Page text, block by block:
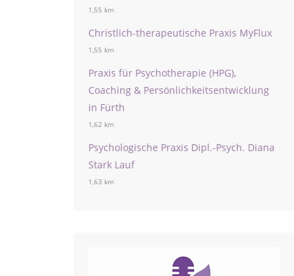
1,55 km
Christlich-therapeutische Praxis MyFlux
1,55 km
Praxis für Psychotherapie (HPG),
Coaching & Persönlichkeitsentwicklung
in Fürth
1,62 km
Psychologische Praxis Dipl.-Psych. Diana
Stark Lauf
1,63 km